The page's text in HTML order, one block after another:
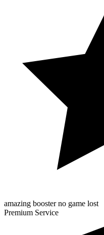
amazing booster no game lost
Premium Service